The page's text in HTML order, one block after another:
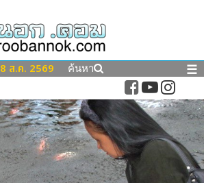
8 ส.ค. 2569 ค้นหา ☰